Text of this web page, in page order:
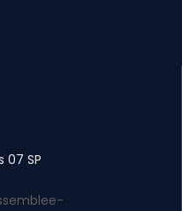
07 SP